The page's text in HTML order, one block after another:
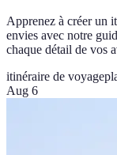
Apprenez à créer un
envies avec notre
chaque détail de vos
itinéraire de voyage
Aug 6